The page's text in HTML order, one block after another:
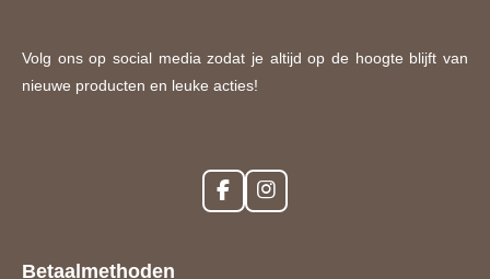
Volg ons op social media zodat je altijd op de hoogte blijft van
nieuwe producten en leuke acties!
F
a
I
n
Betaalmethoden